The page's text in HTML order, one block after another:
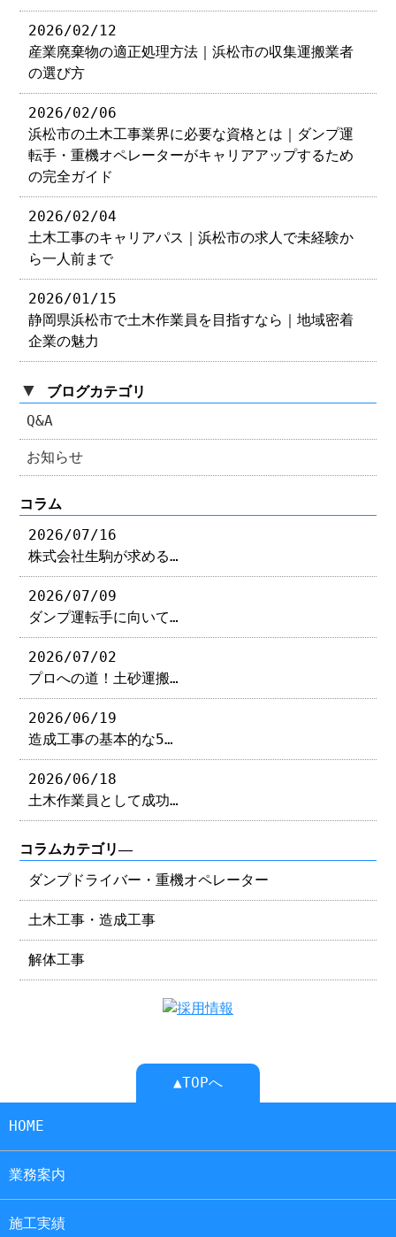
2026/02/12
産業廃棄物の適正処理方法｜浜松市の収集運搬業者
の選び方
2026/02/06
浜松市の土木工事業界に必要な資格とは｜ダンプ運
転手・重機オペレーターがキャリアアップするため
の完全ガイド
2026/02/04
土木工事のキャリアパス｜浜松市の求人で未経験か
ら一人前まで
2026/01/15
静岡県浜松市で土木作業員を目指すなら｜地域密着
企業の魅力
▼ ブログカテゴリ
Q&A
お知らせ
コラム
2026/07/16
株式会社生駒が求める…
2026/07/09
ダンプ運転手に向いて…
2026/07/02
プロへの道！土砂運搬…
2026/06/19
造成工事の基本的な5…
2026/06/18
土木作業員として成功…
コラムカテゴリ―
ダンプドライバー・重機オペレーター
土木工事・造成工事
解体工事
▲TOPへ
HOME
業務案内
施工実績